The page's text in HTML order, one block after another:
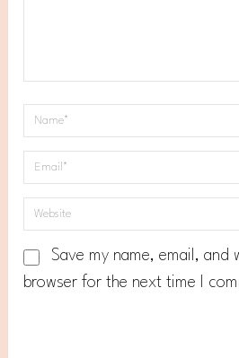
Save my name, email, and
browser for the next time I